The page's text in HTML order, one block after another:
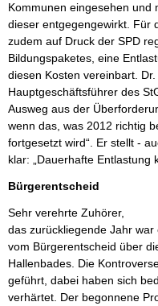
Kommunen eingesehen und
dieser entgegengewirkt. Für
zudem auf Druck der SPD
Bildungspaketes, eine
diesen Kosten vereinbart.
Hauptgeschäftsführer des
Ausweg aus der
wenn das, was 2012 richtig
fortgesetzt wird“. Er stellt -
klar: „Dauerhafte Entlastung
Bürgerentscheid
Sehr verehrte Zuhörer,
das zurückliegende Jahr
vom Bürgerentscheid über
Hallenbades. Die
geführt, dabei haben sich
verhärtet. Der begonnene